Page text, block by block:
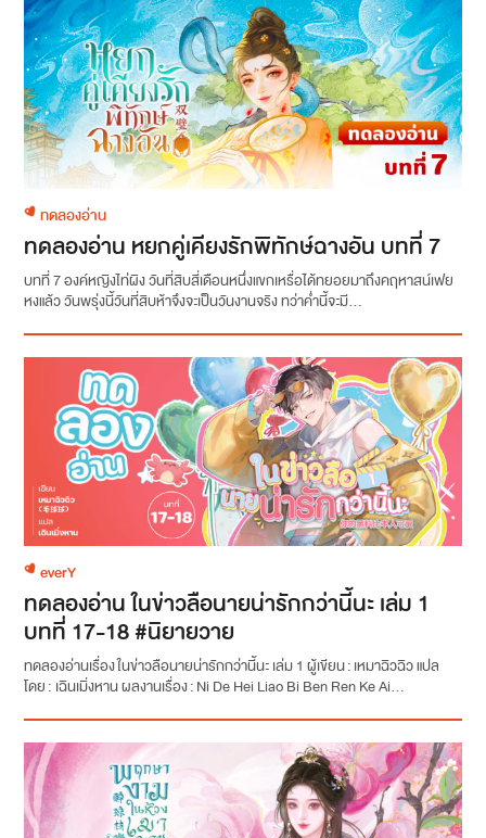
ทดลองอ่าน
ทดลองอ่าน หยกคู่เคียงรักพิทักษ์ฉางอัน บทที่ 7
บทที่ 7 องค์หญิงไท่ผิง วันที่สิบสี่เดือนหนึ่งแขกเหรื่อได้ทยอยมาถึงคฤหาสน์เฟย
หงแล้ว วันพรุ่งนี้วันที่สิบห้าจึงจะเป็นวันงานจริง ทว่าค่ำนี้จะมี...
everY
ทดลองอ่าน ในข่าวลือนายน่ารักกว่านี้นะ เล่ม 1
บทที่ 17-18 #นิยายวาย
ทดลองอ่านเรื่อง ในข่าวลือนายน่ารักกว่านี้นะ เล่ม 1 ผู้เขียน : เหมาฉิวฉิว แปล
โดย : เฉินเมิ่งหาน ผลงานเรื่อง : Ni De Hei Liao Bi Ben Ren Ke Ai...